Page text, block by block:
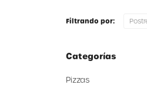
Filtrando por:
Categorías
Pizzas